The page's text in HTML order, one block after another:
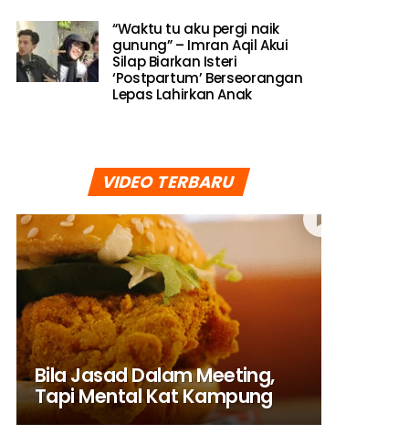
“Waktu tu aku pergi naik
gunung” – Imran Aqil Akui
Silap Biarkan Isteri
‘Postpartum’ Berseorangan
Lepas Lahirkan Anak
VIDEO TERBARU
Bila Jasad Dalam Meeting,
Tapi Mental Kat Kampung